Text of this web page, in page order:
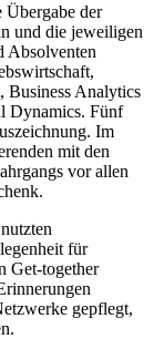
Übergabe der
und die jeweiligen
Absolventen
Business Analytics
Dynamics. Fünf
Im
mit den
vor allen
für
Get-together
gepflegt,